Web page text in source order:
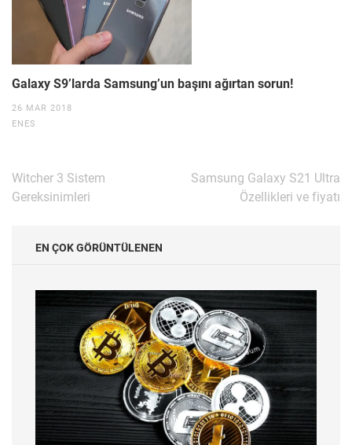
Galaxy S9’larda Samsung’un başını ağırtan sorun!
26 MAR 2018
ENES
Yazı
gezinmesi
Witcher 3 Sistem
Gereksinimleri
Samsung Galaxy S21 Ultra
Özellikleri ve fiyatı
EN ÇOK GÖRÜNTÜLENEN